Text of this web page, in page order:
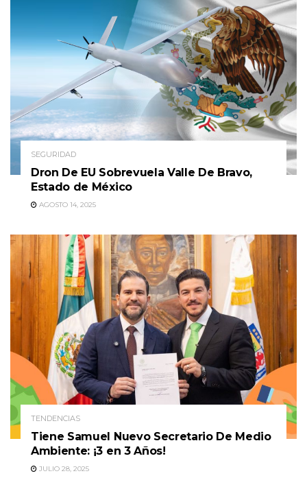
SEGURIDAD
Dron De EU Sobrevuela Valle De Bravo,
Estado de México
AGOSTO 14, 2025
TENDENCIAS
Tiene Samuel Nuevo Secretario De Medio
Ambiente: ¡3 en 3 Años!
JULIO 28, 2025